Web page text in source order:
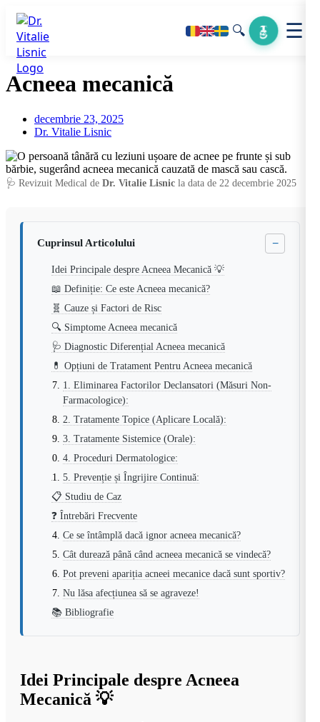
🔍 ☰
Acneea mecanică
decembrie 23, 2025
Dr. Vitalie Lisnic
🩺 Revizuit Medical de Dr. Vitalie Lisnic la data de 22 decembrie 2025
Cuprinsul Articolului −
Idei Principale despre Acneea Mecanică 💡
📖 Definiție: Ce este Acneea mecanică?
🧬 Cauze și Factori de Risc
🔍 Simptome Acneea mecanică
🩺 Diagnostic Diferențial Acneea mecanică
💊 Opțiuni de Tratament Pentru Acneea mecanică
1. Eliminarea Factorilor Declansatori (Măsuri Non-
Farmacologice):
2. Tratamente Topice (Aplicare Locală):
3. Tratamente Sistemice (Orale):
4. Proceduri Dermatologice:
5. Prevenție și Îngrijire Continuă:
📋 Studiu de Caz
❓ Întrebări Frecvente
Ce se întâmplă dacă ignor acneea mecanică?
Cât durează până când acneea mecanică se vindecă?
Pot preveni apariția acneei mecanice dacă sunt sportiv?
Nu lăsa afecțiunea să se agraveze!
📚 Bibliografie
Idei Principale despre Acneea
Mecanică 💡